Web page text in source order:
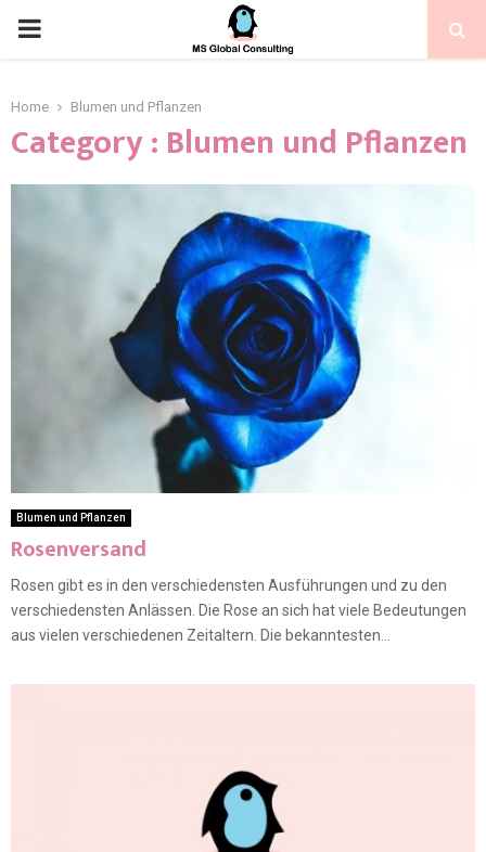
Home Blumen und Pflanzen
Category : Blumen und Pflanzen
Blumen und Pflanzen
Rosenversand
Rosen gibt es in den verschiedensten Ausführungen und zu den
verschiedensten Anlässen. Die Rose an sich hat viele Bedeutungen
aus vielen verschiedenen Zeitaltern. Die bekanntesten...